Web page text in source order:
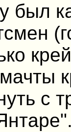
был
с